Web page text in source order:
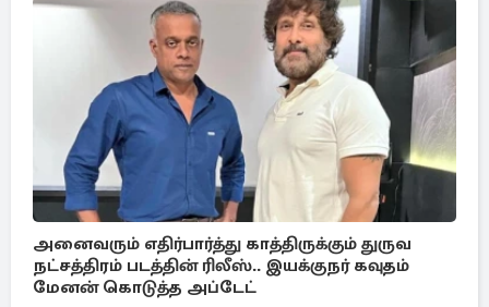
அனைவரும் எதிர்பார்த்து காத்திருக்கும் துருவ
நட்சத்திரம் படத்தின் ரிலீஸ்.. இயக்குநர் கவுதம்
மேனன் கொடுத்த அப்டேட்